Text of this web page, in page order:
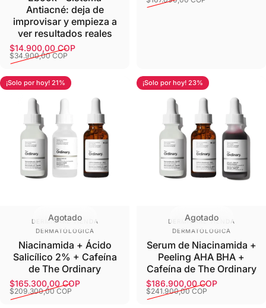
Antiacné: deja de
improvisar y empieza a
ver resultados reales
Precio de oferta
$14.900,00 COP
Precio habitual
$34.900,00 COP
¡Solo por hoy! 21%
Agotado
Proveedor:
DERMICARE TIENDA
DERMATÓLOGICA
Niacinamida + Ácido
Salicílico 2% + Cafeína
de The Ordinary
Precio de oferta
$165.300,00 COP
Precio habitual
$209.300,00 COP
¡Solo por hoy! 23%
Agotado
Proveedor:
DERMICARE TIENDA
DERMATÓLOGICA
Serum de Niacinamida +
Peeling AHA BHA +
Cafeína de The Ordinary
Precio de oferta
$186.900,00 COP
Precio habitual
$241.900,00 COP